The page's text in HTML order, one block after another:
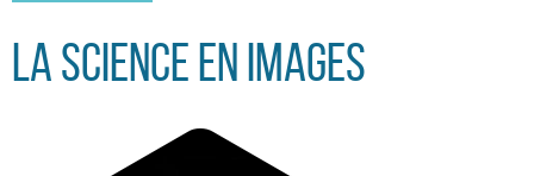
La science en images